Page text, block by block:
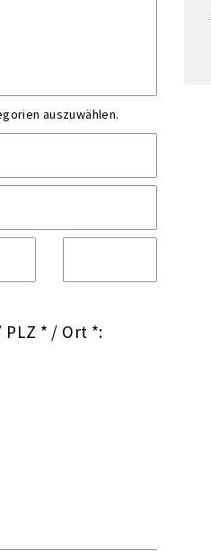
auszuwählen.
PLZ * / Ort *: